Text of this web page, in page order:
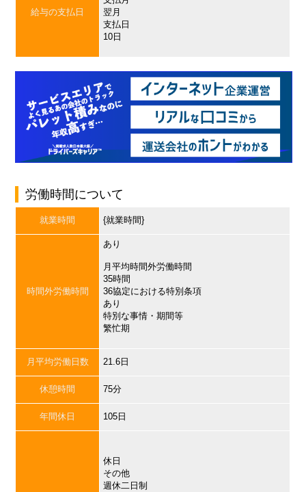
給与の支払日
翌月
支払日
10日
労働時間について
就業時間 {就業時間}
時間外労働時間
あり
月平均時間外労働時間
35時間
36協定における特別条項
あり
特別な事情・期間等
繁忙期
月平均労働日数 21.6日
休憩時間 75分
年間休日 105日
休日
その他
週休二日制